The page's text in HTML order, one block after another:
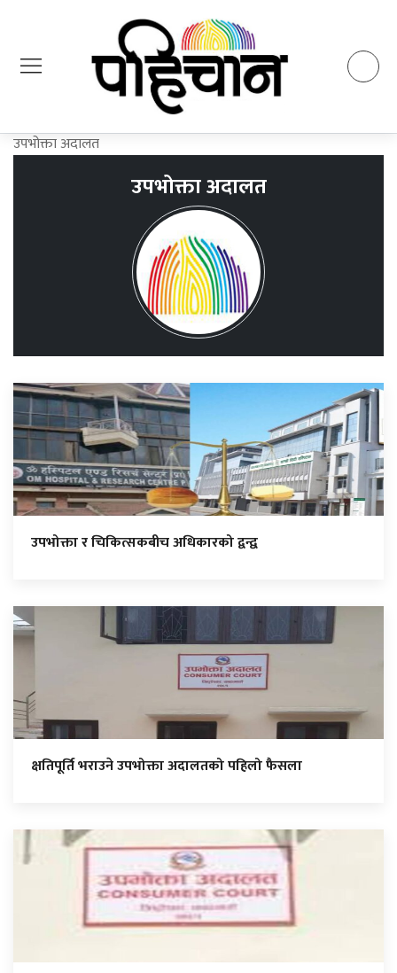
उपभोक्ता अदालत
उपभोक्ता अदालत
उपभोक्ता र चिकित्सकबीच अधिकारको द्वन्द्व
क्षतिपूर्ति भराउने उपभोक्ता अदालतको पहिलो फैसला